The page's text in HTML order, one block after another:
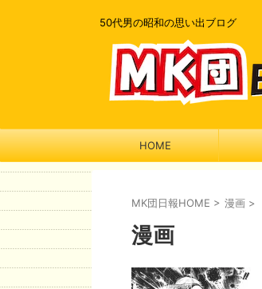
50代男の昭和の思い出ブログ
HOME
MK団日報HOME > 漫画 >
漫画